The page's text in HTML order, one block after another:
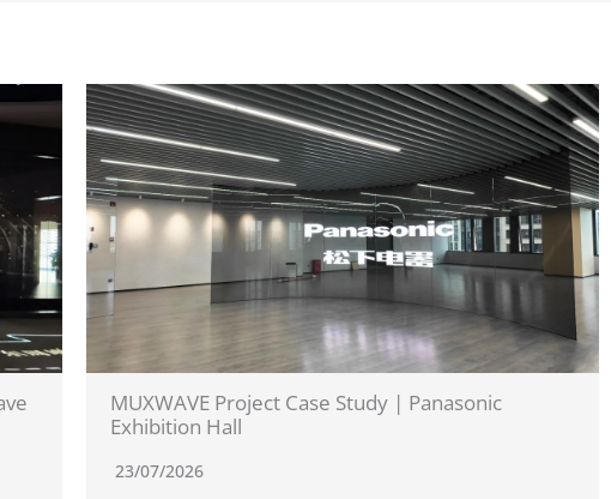
MUXWAVE Project Case Study | Panasonic
Exhibition Hall
23/07/2026